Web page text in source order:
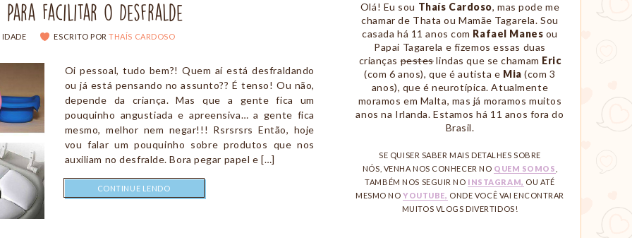
Para Facilitar o Desfralde
IDADE ESCRITO POR THAÍS CARDOSO
Oi pessoal, tudo bem?! Quem aí está desfraldando
ou já está pensando no assunto?? É tenso! Ou não,
depende da criança. Mas que a gente fica um
pouquinho angustiada e apreensiva… a gente fica
mesmo, melhor nem negar!!! Rsrsrsrs Então, hoje
vou falar um pouquinho sobre produtos que nos
auxiliam no desfralde. Bora pegar papel e […]
CONTINUE LENDO
Olá! Eu sou Thaís Cardoso, mas pode me
chamar de Thata ou Mamãe Tagarela. Sou
casada há 11 anos com Rafael Manes ou
Papai Tagarela e fizemos essas duas
criançaspesteslindas que se chamam Eric
(com 6 anos), que é autista e Mia (com 3
anos), que é neurotípica. Atualmente
moramos em Malta, mas já moramos muitos
anos na Irlanda. Estamos há 11 anos fora do
Brasil.
SE QUISER SABER MAIS DETALHES SOBRE
NÓS, VENHA NOS CONHECER NO QUEM SOMOS
TAMBÉM NOS SEGUIR NO INSTAGRAM, OU ATÉ
MESMO NOYOUTUBE, ONDE VOCÊ VAI ENCONTRAR
MUITOS VLOGS DIVERTIDOS!